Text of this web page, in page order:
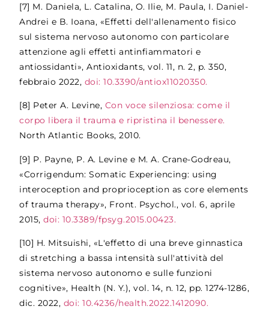
[7] M. Daniela, L. Catalina, O. Ilie, M. Paula, I. Daniel-
Andrei e B. Ioana, «Effetti dell'allenamento fisico
sul sistema nervoso autonomo con particolare
attenzione agli effetti antinfiammatori e
antiossidanti», Antioxidants, vol. 11, n. 2, p. 350,
febbraio 2022, doi: 10.3390/antiox11020350.
[8] Peter A. Levine, Con voce silenziosa: come il
corpo libera il trauma e ripristina il benessere.
North Atlantic Books, 2010.
[9] P. Payne, P. A. Levine e M. A. Crane-Godreau,
«Corrigendum: Somatic Experiencing: using
interoception and proprioception as core elements
of trauma therapy», Front. Psychol., vol. 6, aprile
2015, doi: 10.3389/fpsyg.2015.00423.
[10] H. Mitsuishi, «L'effetto di una breve ginnastica
di stretching a bassa intensità sull'attività del
sistema nervoso autonomo e sulle funzioni
cognitive», Health (N. Y.), vol. 14, n. 12, pp. 1274-1286,
dic. 2022, doi: 10.4236/health.2022.1412090.